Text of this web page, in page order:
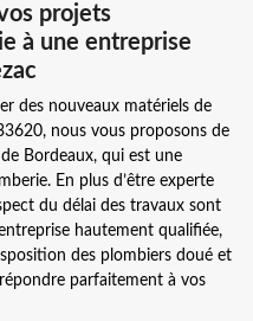
projets
à une entreprise
des nouveaux matériels de
nous vous proposons de
Bordeaux, qui est une
En plus d’être experte
du délai des travaux sont
hautement qualifiée,
des plombiers doué et
parfaitement à vos